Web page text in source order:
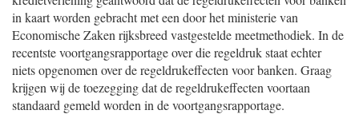
in kaart worden gebracht met een door het ministerie van
Economische Zaken rijksbreed vastgestelde meetmethodiek. In de
recentste voortgangsrapportage over die regeldruk staat echter
niets opgenomen over de regeldrukeffecten voor banken. Graag
krijgen wij de toezegging dat de regeldrukeffecten voortaan
standaard gemeld worden in de voortgangsrapportage.